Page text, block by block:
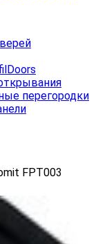
перегородки
FPT003